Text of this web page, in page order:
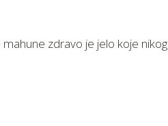
zdravo je jelo koje